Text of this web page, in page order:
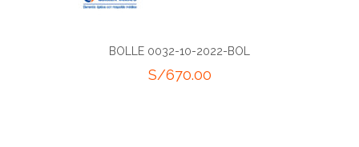
BOLLE 0032-10-2022-BOL
S/670.00